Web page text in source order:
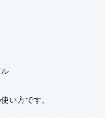
い方です。